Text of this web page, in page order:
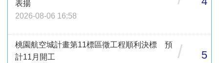
表揚
2026-08-06 16:58
桃園航空城計畫第11標區徵工程順利決標 預
計11月開工
/ 5